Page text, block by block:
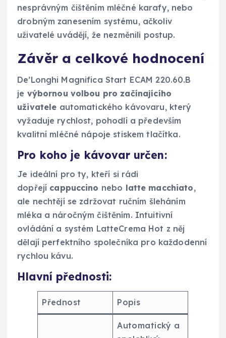
nesprávným čištěním mléčné karafy, nebo
drobným zanesením systému, ačkoliv
uživatelé uvádějí, že nezměnili postup.
Závěr a celkové hodnocení
De’Longhi Magnifica Start ECAM 220.60.B
je výbornou volbou pro začínajícího
uživatele automatického kávovaru, který
vyžaduje rychlost, pohodlí a především
kvalitní mléčné nápoje stiskem tlačítka.
Pro koho je kávovar určen:
Je ideální pro ty, kteří si rádi
dopřejí cappuccino nebo latte macchiato,
ale nechtějí se zdržovat ručním šleháním
mléka a náročným čištěním. Intuitivní
ovládání a systém LatteCrema Hot z něj
dělají perfektního společníka pro každodenní
rychlou kávu.
Hlavní přednosti:
Přednost Popis
Automatický a